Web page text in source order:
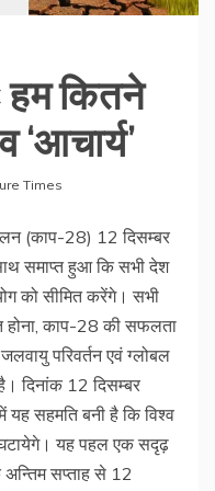
हम कितने
‘आचार्य’
Times
(काप-28) 12 दिसम्बर
समाप्त हुआ कि सभी देश
को सीमित करेंगे। सभी
होना, काप-28 की सफलता
परिवर्तन एवं ग्लोबल
दिनांक 12 दिसम्बर
सहमति बनी है कि विश्व
घटायेगे। यह पहल एक सदृढ़
सप्ताह से 12